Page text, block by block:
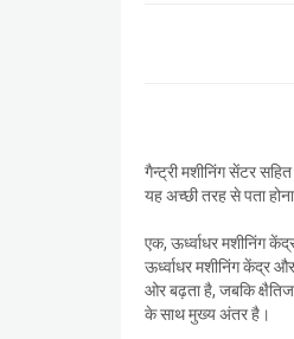
गैन्ट्री मशीनिंग सेंटर
यह अच्छी तरह से पता
एक, ऊर्ध्वाधर मशीनिंग
ऊर्ध्वाधर मशीनिंग केंद्र
ओर बढ़ता है, जबकि
के साथ मुख्य अंतर है।